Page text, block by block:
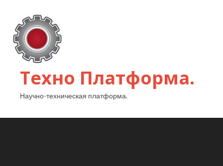
Техно Платформа.
Научно-техническая платформа.